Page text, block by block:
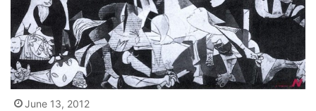
June 13, 2012